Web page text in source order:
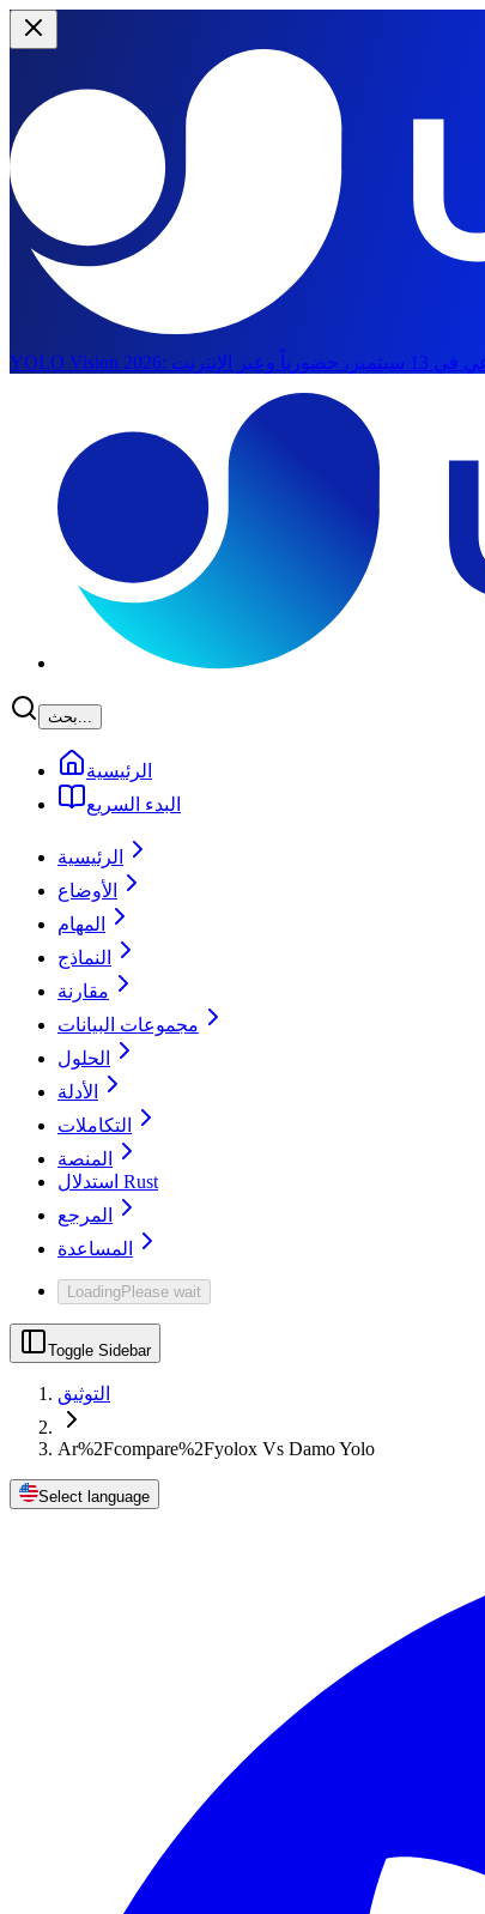
YOLO Vision 2026:
بحث...
الرئيسية
البدء السريع
الرئيسية
الأوضاع
المهام
النماذج
مقارنة
مجموعات البيانات
الحلول
الأدلة
التكاملات
المنصة
استدلال Rust
المرجع
المساعدة
LoadingPlease wait
Toggle Sidebar
التوثيق
Ar%2Fcompare%2Fyolox Vs Damo Yolo
Select language